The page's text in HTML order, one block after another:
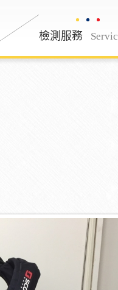
公司簡介 About Us
檢測服務